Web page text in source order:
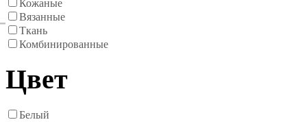
Кожаные
Вязанные
Ткань
Комбинированные
Цвет
Белый